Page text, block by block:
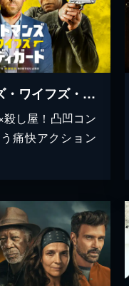
ヒットマンズ・ワイフズ・ボディガード
し屋！凸凹コン
痛快アクション